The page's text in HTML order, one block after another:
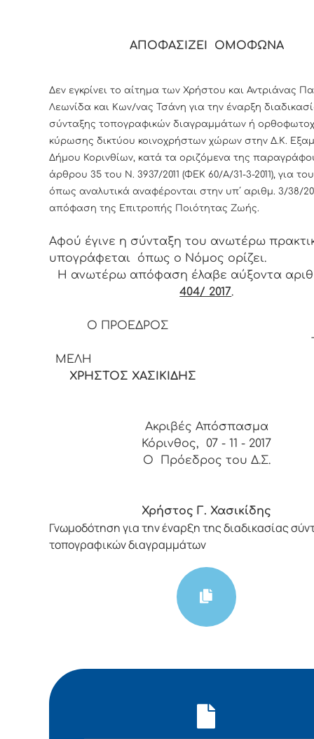
ΑΠΟΦΑΣΙΖΕΙ ΟΜΟΦΩΝΑ
Δεν εγκρίνει το αίτημα των Χρήστου και Αντριάνας
Λεωνίδα και Κων/νας Τσάνη για την έναρξη
σύνταξης τοπογραφικών διαγραμμάτων ή
κύρωσης δικτύου κοινοχρήστων χώρων στην Δ.Κ.
Δήμου Κορινθίων, κατά τα οριζόμενα της
άρθρου 35 του Ν. 3937/2011 (ΦΕΚ 60/Α/31-3-2011), για
όπως αναλυτικά αναφέρονται στην υπ΄ αριθμ. 3/38/
απόφαση της Επιτροπής Ποιότητας Ζωής.
Αφού έγινε η σύνταξη του ανωτέρω
υπογράφεται όπως ο Νόμος ορίζει.
Η ανωτέρω απόφαση έλαβε αύξοντα
404/ 2017.
Ο ΠΡΟΕΔΡΟΣ
ΜΕΛΗ
ΧΡΗΣΤΟΣ ΧΑΣΙΚΙΔΗΣ
Ακριβές Απόσπασμα
Κόρινθος, 07 - 11 - 2017
Ο Πρόεδρος του Δ.Σ.
Χρήστος Γ. Χασικίδης
Γνωμοδότηση για την έναρξη της διαδικασίας
τοπογραφικών διαγραμμάτων